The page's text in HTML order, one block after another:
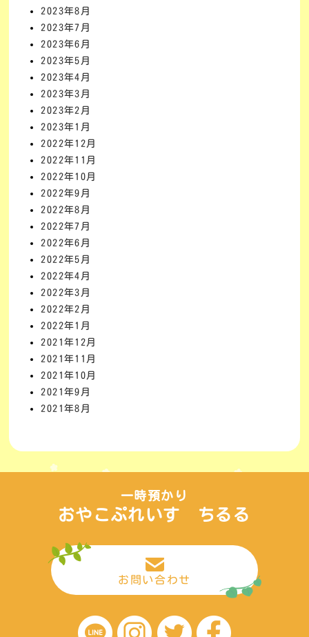
2023年8月
2023年7月
2023年6月
2023年5月
2023年4月
2023年3月
2023年2月
2023年1月
2022年12月
2022年11月
2022年10月
2022年9月
2022年8月
2022年7月
2022年6月
2022年5月
2022年4月
2022年3月
2022年2月
2022年1月
2021年12月
2021年11月
2021年10月
2021年9月
2021年8月
一時預かり
おやこぷれいす ちるる
お問い合わせ